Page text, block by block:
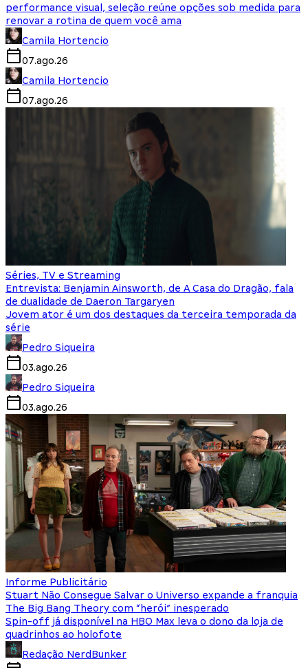
performance visual, seleção reúne opções sob medida para
renovar a rotina de quem você ama
Camila Hortencio
07.ago.26
Camila Hortencio
07.ago.26
Séries, TV e Streaming
Entrevista: Benjamin Ainsworth, de A Casa do Dragão, fala
de dualidade de Daeron Targaryen
Jovem ator é um dos destaques da terceira temporada da
série
Pedro Siqueira
03.ago.26
Pedro Siqueira
03.ago.26
Informe Publicitário
Stuart Não Consegue Salvar o Universo expande a franquia
The Big Bang Theory com “herói” inesperado
Spin-off já disponível na HBO Max leva o dono da loja de
quadrinhos ao holofote
Redação NerdBunker